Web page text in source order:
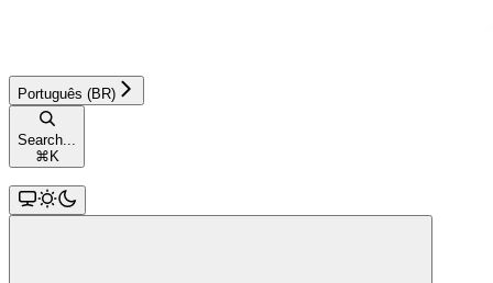
Português (BR)
Search...
⌘ K